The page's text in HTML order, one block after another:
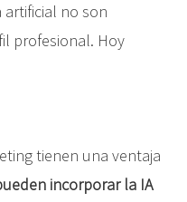
artificial no son
profesional. Hoy
tienen una ventaja
incorporar la IA